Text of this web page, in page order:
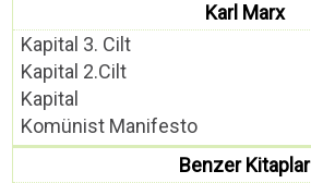
Karl Marx
Kapital 3. Cilt
Kapital 2.Cilt
Kapital
Komünist Manifesto
Benzer Kitaplar